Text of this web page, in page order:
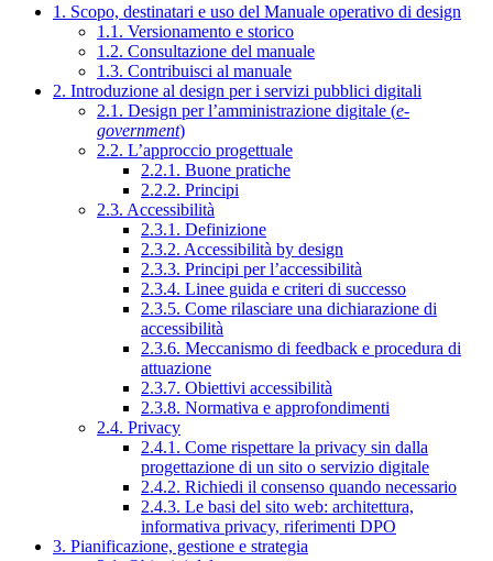
1. Scopo, destinatari e uso del Manuale operativo di design
1.1. Versionamento e storico
1.2. Consultazione del manuale
1.3. Contribuisci al manuale
2. Introduzione al design per i servizi pubblici digitali
2.1. Design per l’amministrazione digitale (e-
government)
2.2. L’approccio progettuale
2.2.1. Buone pratiche
2.2.2. Principi
2.3. Accessibilità
2.3.1. Definizione
2.3.2. Accessibilità by design
2.3.3. Principi per l’accessibilità
2.3.4. Linee guida e criteri di successo
2.3.5. Come rilasciare una dichiarazione di
accessibilità
2.3.6. Meccanismo di feedback e procedura di
attuazione
2.3.7. Obiettivi accessibilità
2.3.8. Normativa e approfondimenti
2.4. Privacy
2.4.1. Come rispettare la privacy sin dalla
progettazione di un sito o servizio digitale
2.4.2. Richiedi il consenso quando necessario
2.4.3. Le basi del sito web: architettura,
informativa privacy, riferimenti DPO
3. Pianificazione, gestione e strategia